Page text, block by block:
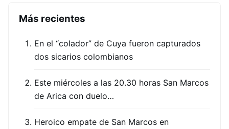
Más recientes
En el “colador” de Cuya fueron capturados
dos sicarios colombianos
Este miércoles a las 20.30 horas San Marcos
de Arica con duelo…
Heroico empate de San Marcos en